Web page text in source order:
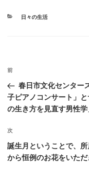
e
er
カ
日々の生活
投
ナ
ビ
ー
シ
ョ
過
去
の
投
前
春日市文化センター
子ピアノコンサート」
の生き方を見直す男性
次
の
投
次
誕生月ということで、
から恒例のお花をいた